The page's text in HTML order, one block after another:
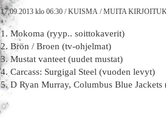
17.09.2013 klo 06:30 /KUISMA /MUITA
1. Mokoma (ryyp.. soittokaverit)
2. Brön / Broen (tv-ohjelmat)
3. Mustat vanteet (uudet mustat)
4. Carcass: Surgigal Steel (vuoden levyt)
5. D Ryan Murray, Columbus Blue